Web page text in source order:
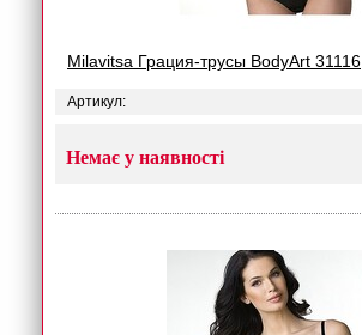
Milavitsa Грация-трусы BodyArt 31116
Артикул:
Немає у наявності